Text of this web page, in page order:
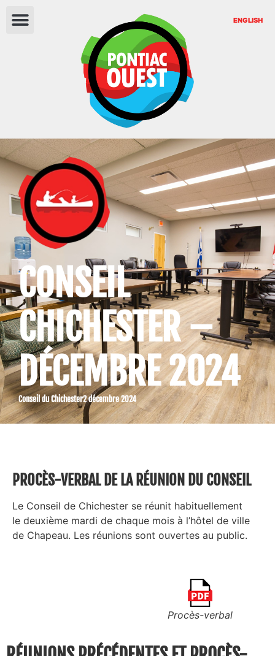
ENGLISH
CONSEIL
CHICHESTER –
DÉCEMBRE 2024
Conseil du Chichester2 décembre 2024
PROCÈS-VERBAL DE LA RÉUNION DU CONSEIL
Le Conseil de Chichester se réunit habituellement
le deuxième mardi de chaque mois à l’hôtel de ville
de Chapeau. Les réunions sont ouvertes au public.
Procès-verbal